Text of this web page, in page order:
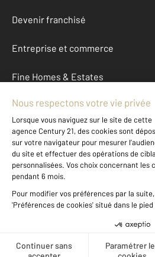
Devenir franchisé
Entreprise et commerce
Fine Homes & Estates
À propos
International
Nous contacter
Données
Gestionnaire des